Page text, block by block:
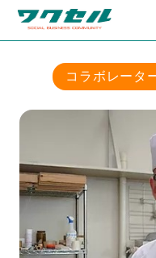
コラボレータ